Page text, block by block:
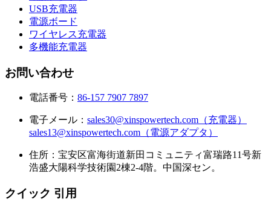
USB充電器
電源ボード
ワイヤレス充電器
多機能充電器
お問い合わせ
電話番号： 86-157 7907 7897
電子メール： sales30@xinspowertech.com（充電器）
sales13@xinspowertech.com（電源アダプタ）
住所：宝安区富海街道新田コミュニティ富瑞路11号新
浩盛大陽科学技術園2棟2-4階。中国深セン。
クイック 引用